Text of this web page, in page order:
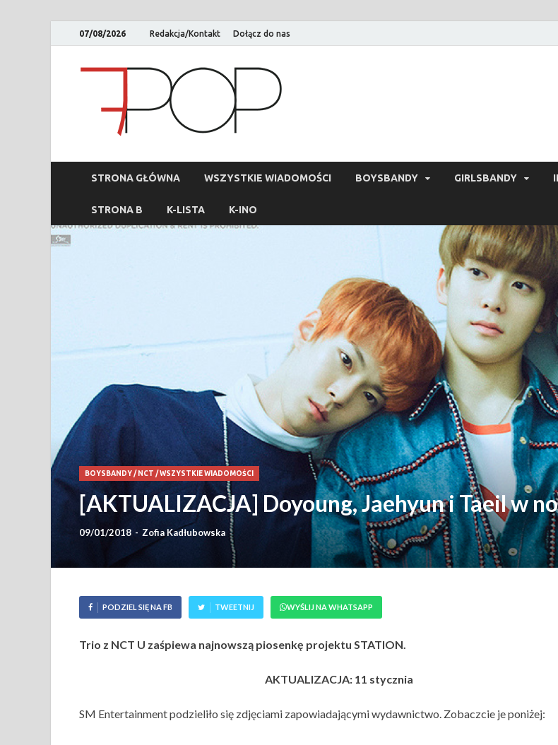
07/08/2026 Redakcja/Kontakt Dołącz do nas
STRONA GŁÓWNA WSZYSTKIE WIADOMOŚCI BOYSBANDY GIRLSBANDY
STRONA B K-LISTA K-INO
BOYSBANDY/ NCT /WSZYSTKIE WIADOMOŚCI
[AKTUALIZACJA] Doyoung, Jaehyun i Taeil w
09/01/2018 - Zofia Kadłubowska
PODZIEL SIĘ NA FB TWEETNIJ WYŚLIJ NA WHATSAPP
Trio z NCT U zaśpiewa najnowszą piosenkę projektu STATION.
AKTUALIZACJA: 11 stycznia
SM Entertainment podzieliło się zdjęciami zapowiadającymi wydawnictwo. Zobaczcie je poniżej: